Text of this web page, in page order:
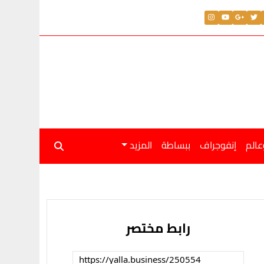
إنفوجراف ببساطة المزيد
رابط مختصر